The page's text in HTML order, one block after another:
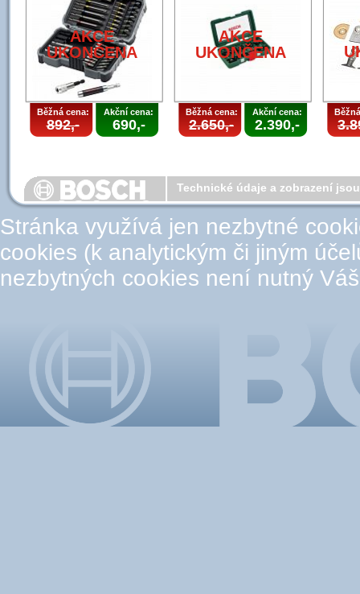
AKCE
UKONČENA
Běžná cena:
892,-
Akční cena:
690,-
AKCE
UKONČENA
Běžná cena:
2.650,-
Akční cena:
2.390,-
Technické údaje a zobrazení
Stránka využívá jen nezbytné
cookies (k analytickým či jiným
nezbytných cookies není nutný